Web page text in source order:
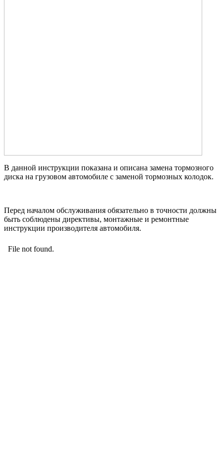
В данной инструкции показана и описана замена тормозного
диска на грузовом автомобиле с заменой тормозных колодок.
Перед началом обслуживания обязательно в точности должны
быть соблюдены директивы, монтажные и ремонтные
инструкции производителя автомобиля.